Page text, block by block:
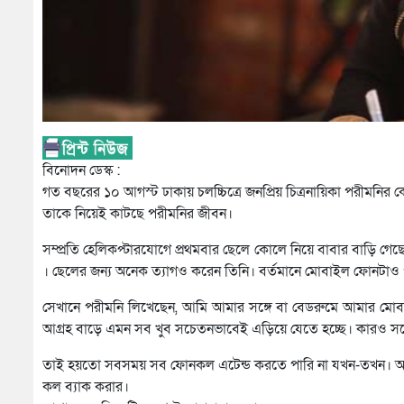
বিনোদন ডেস্ক :
গত বছরের ১০ আগস্ট ঢাকায় চলচ্চিত্রে জনপ্রিয় চিত্রনায়িকা
তাকে নিয়েই কাটছে পরীমনির জীবন।
সম্প্রতি হেলিকপ্টারযোগে প্রথমবার ছেলে কোলে নিয়ে বাবার বাড়ি
। ছেলের জন্য অনেক ত্যাগও করেন তিনি। বর্তমানে মোবাইল
সেখানে পরীমনি লিখেছেন, আমি আমার সঙ্গে বা বেডরুমে আমার
আগ্রহ বাড়ে এমন সব খুব সচেতনভাবেই এড়িয়ে যেতে হচ্ছে। কারও
তাই হয়তো সবসময় সব ফোনকল এটেন্ড করতে পারি না যখন-তখন।
কল ব্যাক করার।